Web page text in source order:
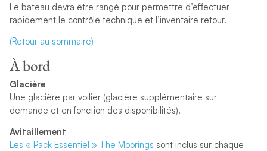
Le bateau devra être rangé pour permettre d’effectuer
rapidement le contrôle technique et l’inventaire retour.
(Retour au sommaire)
À bord
Glacière
Une glacière par voilier (glacière supplémentaire sur
demande et en fonction des disponibilités).
Avitaillement
Les « Pack Essentiel » The Moorings sont inclus sur chaque